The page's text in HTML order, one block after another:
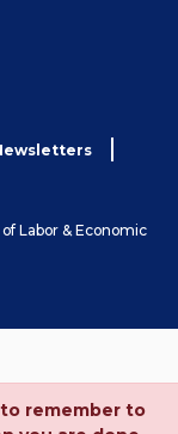
Labor & Economic
remember to